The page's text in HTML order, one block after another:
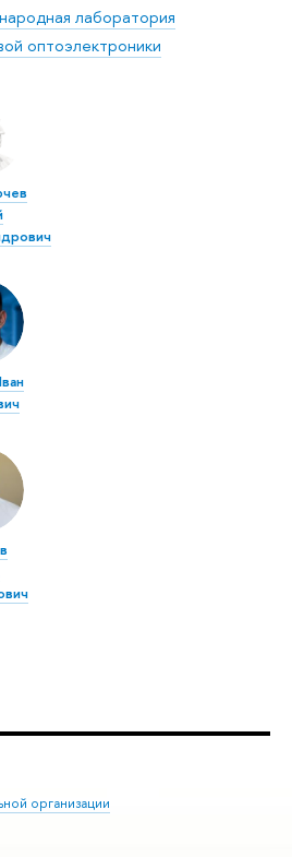
лаборатория
оптоэлектроники
организации